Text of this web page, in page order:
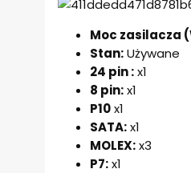
Moc zasilacza
Stan:Używane
24 pin :x1
8 pin:x1
P10x1
SATA:x1
MOLEX:x3
P7:x1